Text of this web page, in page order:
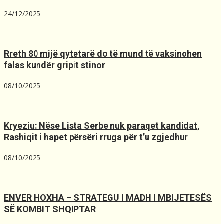
24/12/2025
Rreth 80 mijë qytetarë do të mund të vaksinohen
falas kundër gripit stinor
08/10/2025
Kryeziu: Nëse Lista Serbe nuk paraqet kandidat,
Rashiqit i hapet përsëri rruga për t’u zgjedhur
08/10/2025
ENVER HOXHA – STRATEGU I MADH I MBIJETESËS
SË KOMBIT SHQIPTAR